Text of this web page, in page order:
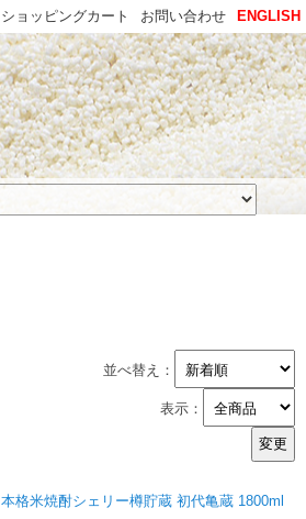
並べ替え：
表示：
本格米焼酎シェリー樽貯蔵 初代亀蔵 1800ml
ENGLISH
お問い合わせ
ショッピングカート